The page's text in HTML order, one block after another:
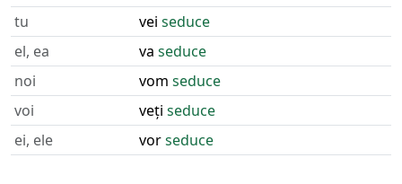
tu
vei seduce
el, ea
va seduce
noi
vom seduce
voi
veți seduce
ei, ele
vorseduce